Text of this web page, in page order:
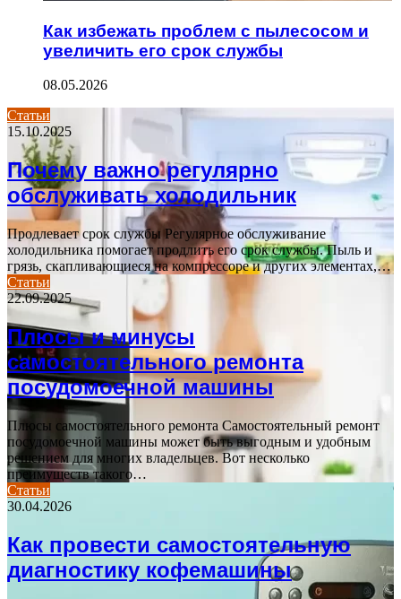
Как избежать проблем с пылесосом и
увеличить его срок службы
08.05.2026
Статьи
15.10.2025
Почему важно регулярно
обслуживать холодильник
Продлевает срок службы Регулярное обслуживание
холодильника помогает продлить его срок службы. Пыль и
грязь, скапливающиеся на компрессоре и других элементах,…
Статьи
22.09.2025
Плюсы и минусы
самостоятельного ремонта
посудомоечной машины
Плюсы самостоятельного ремонта Самостоятельный ремонт
посудомоечной машины может быть выгодным и удобным
решением для многих владельцев. Вот несколько
преимуществ такого…
Статьи
30.04.2026
Как провести самостоятельную
диагностику кофемашины